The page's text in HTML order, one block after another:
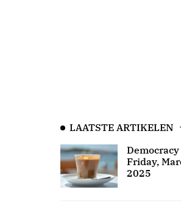
LAATSTE ARTIKELEN
Friday,
2025